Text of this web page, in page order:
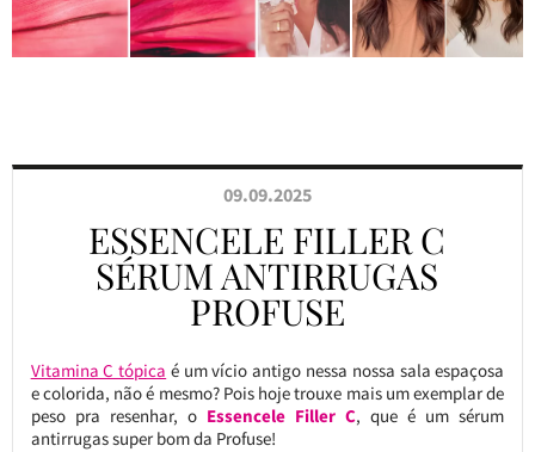
09.09.2025
ESSENCELE FILLER C
SÉRUM ANTIRRUGAS
PROFUSE
Vitamina C tópica é um vício antigo nessa nossa sala espaçosa
e colorida, não é mesmo? Pois hoje trouxe mais um exemplar de
peso pra resenhar, o Essencele Filler C, que é um sérum
antirrugas super bom da Profuse!